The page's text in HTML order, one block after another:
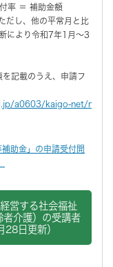
率 ＝ 補助金額
だし、他の平常月と比
により令和7年1月～3
記載のうえ、申請フ
a0603/kaigo-net/r
助金」の申請受付開
営する社会福祉
者介護）の受講者
28日更新）